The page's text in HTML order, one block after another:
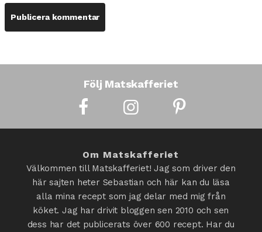
Följ Matskafferiet
Om Matskafferiet
Välkommen till Matskafferiet! Jag som driver den
här sajten heter Sebastian och här kan du läsa
alla mina recept som jag delar med mig från
köket. Jag har drivit bloggen sen 2010 och sen
dess har det publicerats över 600 recept. Har du